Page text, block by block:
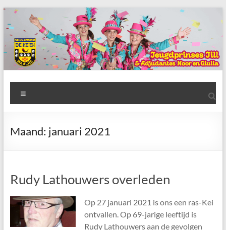
Ga
naar
de
inhoud
AWC
de
Keien
De
Maand: januari 2021
Rudy Lathouwers overleden
Op 27 januari 2021 is ons een ras-Kei
ontvallen. Op 69-jarige leeftijd is
Rudy Lathouwers aan de gevolgen